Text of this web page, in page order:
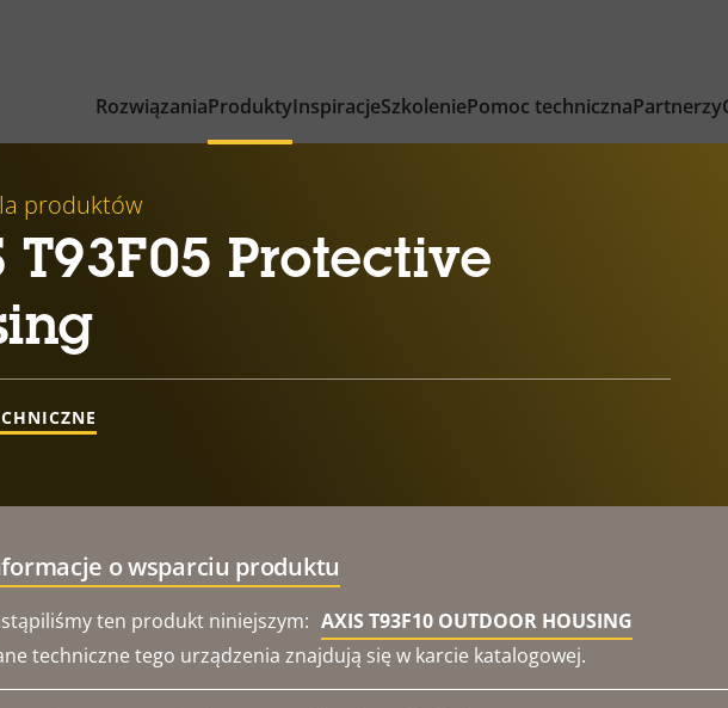
RozwiązaniaProduktyInspiracjeSzkoleniePomoc technicznaPartnerzy
produktów
T93F05 Protective
o wsparciu produktu
ten produkt niniejszym: AXIS T93F10 OUTDOOR HOUSING
techniczne tego urządzenia znajdują się w karcie katalogowej.